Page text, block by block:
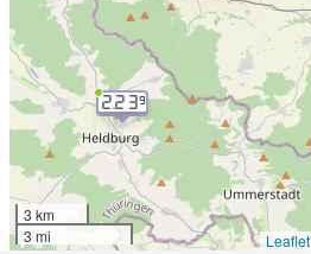
2.239
3 km
3 mi
Leaflet